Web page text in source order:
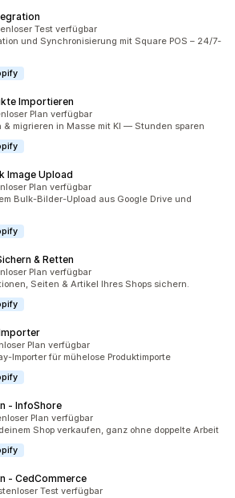
insgesamtTest verfügbar
und Synchronisierung mit Square POS – 24/7-
Importieren
insgesamtPlan verfügbar
& migrieren in Masse mit KI — Stunden sparen
Image Upload
insgesamtPlan verfügbar
Bulk-Bilder-Upload aus Google Drive und
& Retten
Plan verfügbar
Seiten & Artikel Ihres Shops sichern.
Plan verfügbar
Importer für mühelose Produktimporte
‑ InfoShore
Plan verfügbar
Shop verkaufen, ganz ohne doppelte Arbeit
‑ CedCommerce
insgesamtTest verfügbar